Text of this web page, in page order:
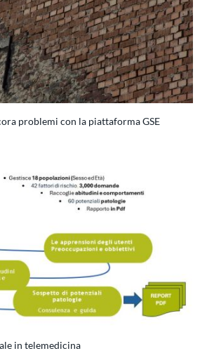
problemi con la piattaforma GSE
in telemedicina